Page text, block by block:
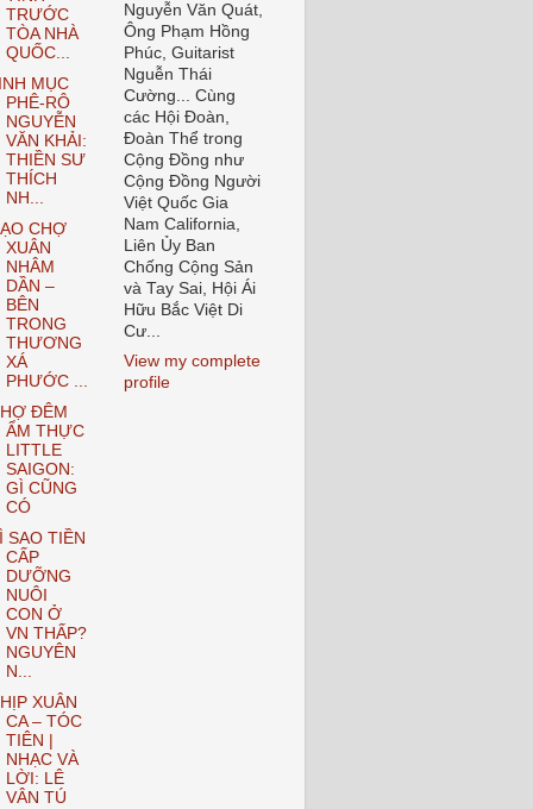
TRƯỚC
TÒA NHÀ
QUỐC...
MỤC
PHÊ-RÔ
NGUYỄN
VĂN KHẢI:
THIỀN SƯ
THÍCH
NH...
CHỢ
XUÂN
NHÂM
DẦN –
BÊN
TRONG
THƯƠNG
XÁ
PHƯỚC ...
ĐÊM
ẨM THỰC
LITTLE
SAIGON:
GÌ CŨNG
CÓ
SAO TIỀN
CẤP
DƯỠNG
NUÔI
CON Ở
VN THẤP?
NGUYÊN
N...
XUÂN
CA – TÓC
TIÊN |
NHẠC VÀ
LỜI: LÊ
VÂN TÚ
Nguyễn Văn Quát,
Ông Phạm Hồng
Phúc, Guitarist
Nguễn Thái
Cường... Cùng
các Hội Đoàn,
Đoàn Thể trong
Cộng Đồng như
Cộng Đồng Người
Việt Quốc Gia
Nam California,
Liên Ủy Ban
Chống Cộng Sản
và Tay Sai, Hội Ái
Hữu Bắc Việt Di
Cư...
View my complete
profile